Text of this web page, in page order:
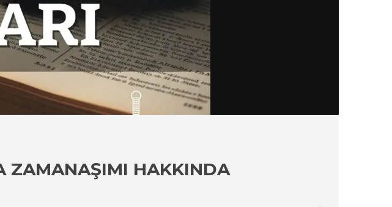
ZAMANAŞIMI HAKKINDA